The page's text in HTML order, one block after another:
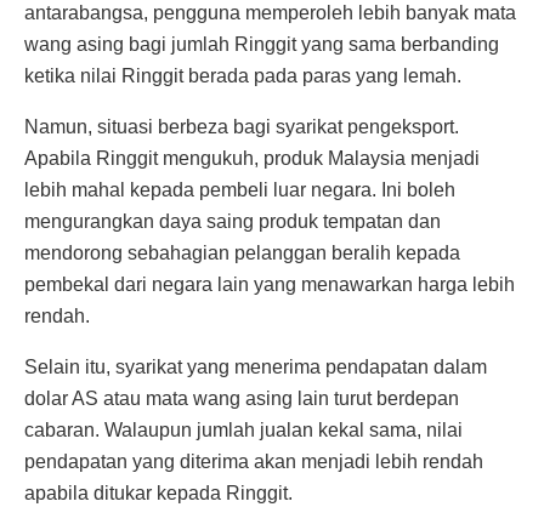
antarabangsa, pengguna memperoleh lebih banyak mata
wang asing bagi jumlah Ringgit yang sama berbanding
ketika nilai Ringgit berada pada paras yang lemah.
Namun, situasi berbeza bagi syarikat pengeksport.
Apabila Ringgit mengukuh, produk Malaysia menjadi
lebih mahal kepada pembeli luar negara. Ini boleh
mengurangkan daya saing produk tempatan dan
mendorong sebahagian pelanggan beralih kepada
pembekal dari negara lain yang menawarkan harga lebih
rendah.
Selain itu, syarikat yang menerima pendapatan dalam
dolar AS atau mata wang asing lain turut berdepan
cabaran. Walaupun jumlah jualan kekal sama, nilai
pendapatan yang diterima akan menjadi lebih rendah
apabila ditukar kepada Ringgit.